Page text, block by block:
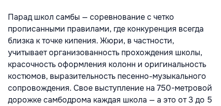
Парад школ самбы — соревнование с четко
прописанными правилами, где конкуренция всегда
близка к точке кипения. Жюри, в частности,
учитывает организованность прохождения школы,
красочность оформления колонн и оригинальность
костюмов, выразительность песенно-музыкального
сопровождения. Свое выступление на 750-метровой
дорожке самбодрома каждая школа — а это от 3 до 5